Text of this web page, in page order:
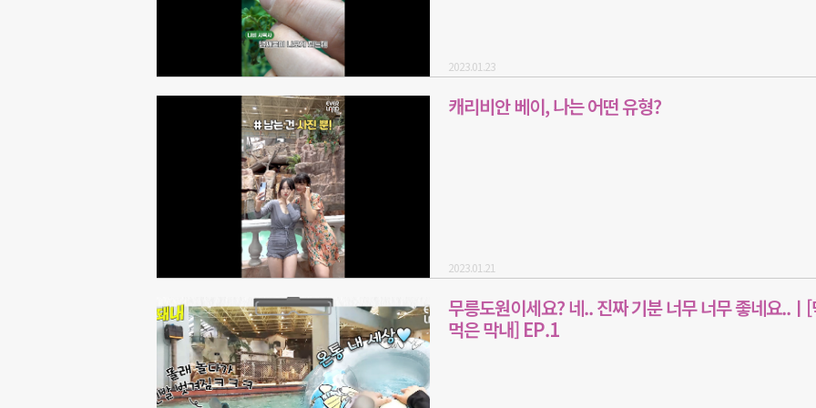
2023.01.23
캐리비안 베이, 나는 어떤 유형?
2023.01.21
무릉도원이세요? 네.. 진짜 기분 너무 너무 좋네요..ㅣ
먹은 막내] EP.1